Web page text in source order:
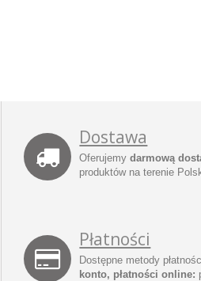
Dostawa
Oferujemydarmową
produktów na terenie
Płatności
Dostępne metody
konto, płatności online: